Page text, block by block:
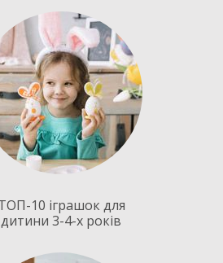
10 іграшок для
дитини 3-4-х років